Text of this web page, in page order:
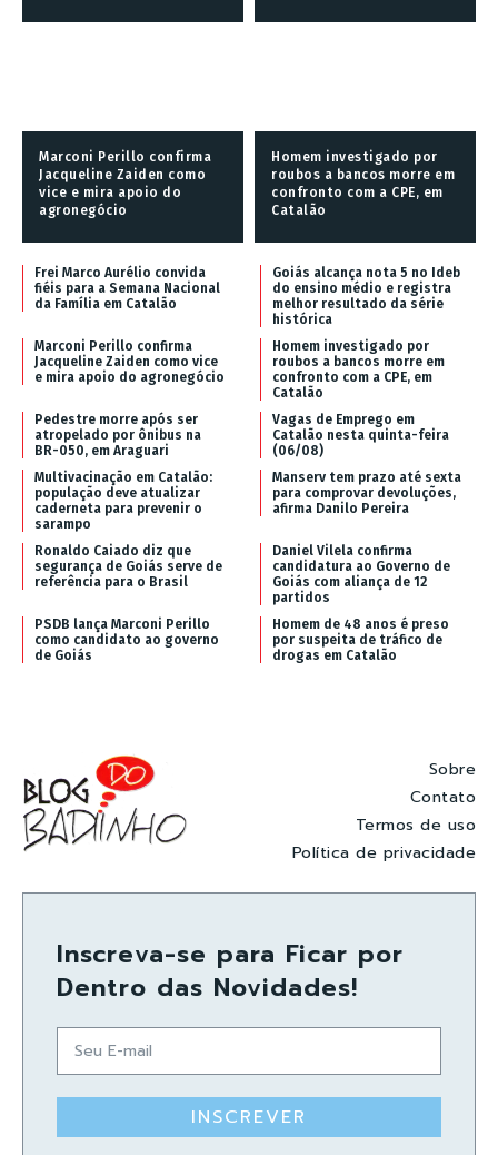
Marconi Perillo confirma
Jacqueline Zaiden como
vice e mira apoio do
agronegócio
Homem investigado por
roubos a bancos morre em
confronto com a CPE, em
Catalão
Frei Marco Aurélio convida
fiéis para a Semana Nacional
da Família em Catalão
Goiás alcança nota 5 no Ideb
do ensino médio e registra
melhor resultado da série
histórica
Marconi Perillo confirma
Jacqueline Zaiden como vice
e mira apoio do agronegócio
Homem investigado por
roubos a bancos morre em
confronto com a CPE, em
Catalão
Pedestre morre após ser
atropelado por ônibus na
BR-050, em Araguari
Vagas de Emprego em
Catalão nesta quinta-feira
(06/08)
Multivacinação em Catalão:
população deve atualizar
caderneta para prevenir o
sarampo
Manserv tem prazo até sexta
para comprovar devoluções,
afirma Danilo Pereira
Ronaldo Caiado diz que
segurança de Goiás serve de
referência para o Brasil
Daniel Vilela confirma
candidatura ao Governo de
Goiás com aliança de 12
partidos
PSDB lança Marconi Perillo
como candidato ao governo
de Goiás
Homem de 48 anos é preso
por suspeita de tráfico de
drogas em Catalão
Sobre
Contato
Termos de uso
Política de privacidade
Inscreva-se para Ficar por
Dentro das Novidades!
INSCREVER